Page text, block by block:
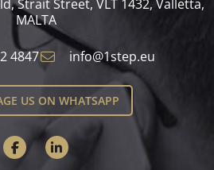
Strait Street, VLT 1432, Valletta,
MALTA​
4847 info@1step.eu
US ON WHATSAPP